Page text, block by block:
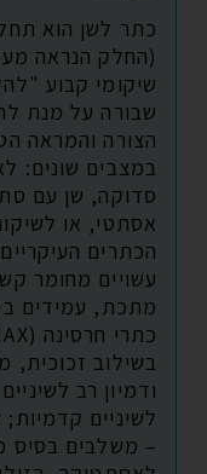
כתר לשן הוא
(החלק הנראה
שיקומי קבוע
שבורה על מנת
הצורה והמראה
במצבים שונים:
סדוקה, שן עם
אסתטי, או
הכתרים
עשויים מחומר
מתכת, עמידים
בשילוב
ודמיון רב
– משלבים בסיס